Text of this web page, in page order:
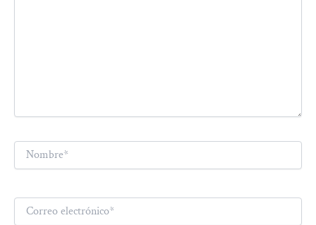
Nombre*
Correo
electrónico*